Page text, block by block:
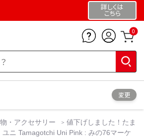
詳しくは
こちら
0
変更
・アクセサリー
値下げしました！たま
ユニ Tamagotchi Uni Pink : みの76マーケ